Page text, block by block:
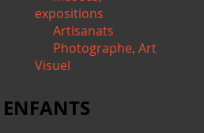
expositions
Artisanats
Photographe, Art
Visuel
ENFANTS